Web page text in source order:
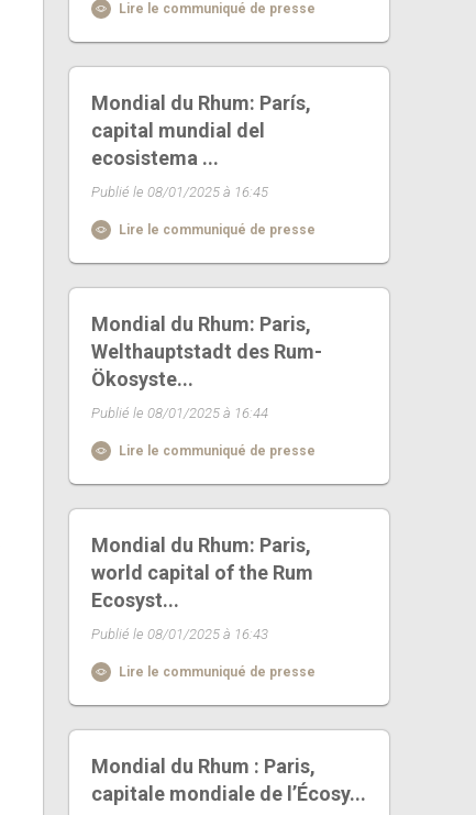
Lire le communiqué de presse
Mondial du Rhum: París,
capital mundial del
ecosistema ...
Publié le 08/01/2025 à 16:45
Lire le communiqué de presse
Mondial du Rhum: Paris,
Welthauptstadt des Rum-
Ökosyste...
Publié le 08/01/2025 à 16:44
Lire le communiqué de presse
Mondial du Rhum: Paris,
world capital of the Rum
Ecosyst...
Publié le 08/01/2025 à 16:43
Lire le communiqué de presse
Mondial du Rhum : Paris,
capitale mondiale de l’Écosy...